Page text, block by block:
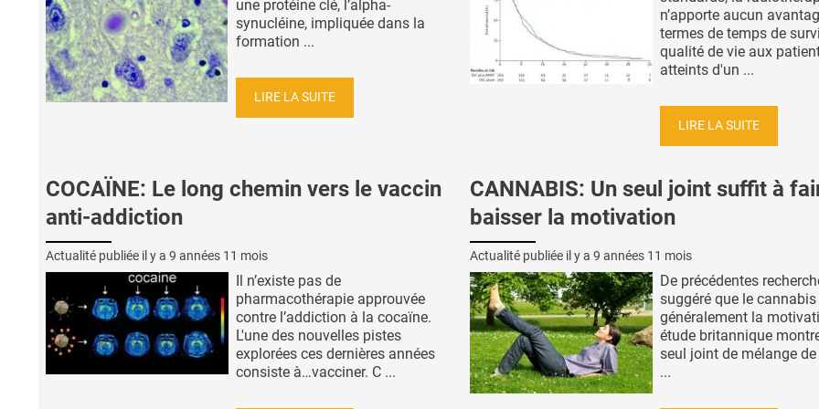
une protéine clé, l’alpha-
synucléine, impliquée dans la
formation ...
LIRE LA SUITE
n’apporte aucun
termes de temps de
qualité de vie aux
atteints d'un ...
LIRE LA SUITE
COCAÏNE: Le long chemin vers le vaccin
anti-addiction
Actualité publiée il y a 9 années 11 mois
Il n’existe pas de
pharmacothérapie approuvée
contre l’addiction à la cocaïne.
L'une des nouvelles pistes
explorées ces dernières années
consiste à…vacciner. C ...
CANNABIS: Un seul joint suffit à
baisser la motivation
Actualité publiée il y a 9 années 11 mois
De précédentes
suggéré que le
généralement la
étude britannique
seul joint de mélange
...